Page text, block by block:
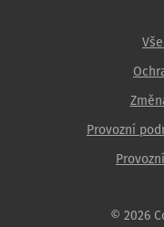
Provozní
© 2026